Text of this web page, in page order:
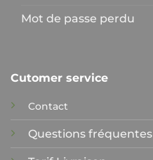
Mot de passe perdu
Cutomer service
Contact
Questions fréquentes